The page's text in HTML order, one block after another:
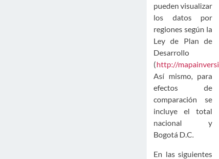
pueden visualizar
los datos por
regiones según la
Ley de Plan de
Desarrollo
(http://
Así mismo, para
efectos de
comparación se
incluye el total
nacional y
Bogotá D.C.
En las siguientes